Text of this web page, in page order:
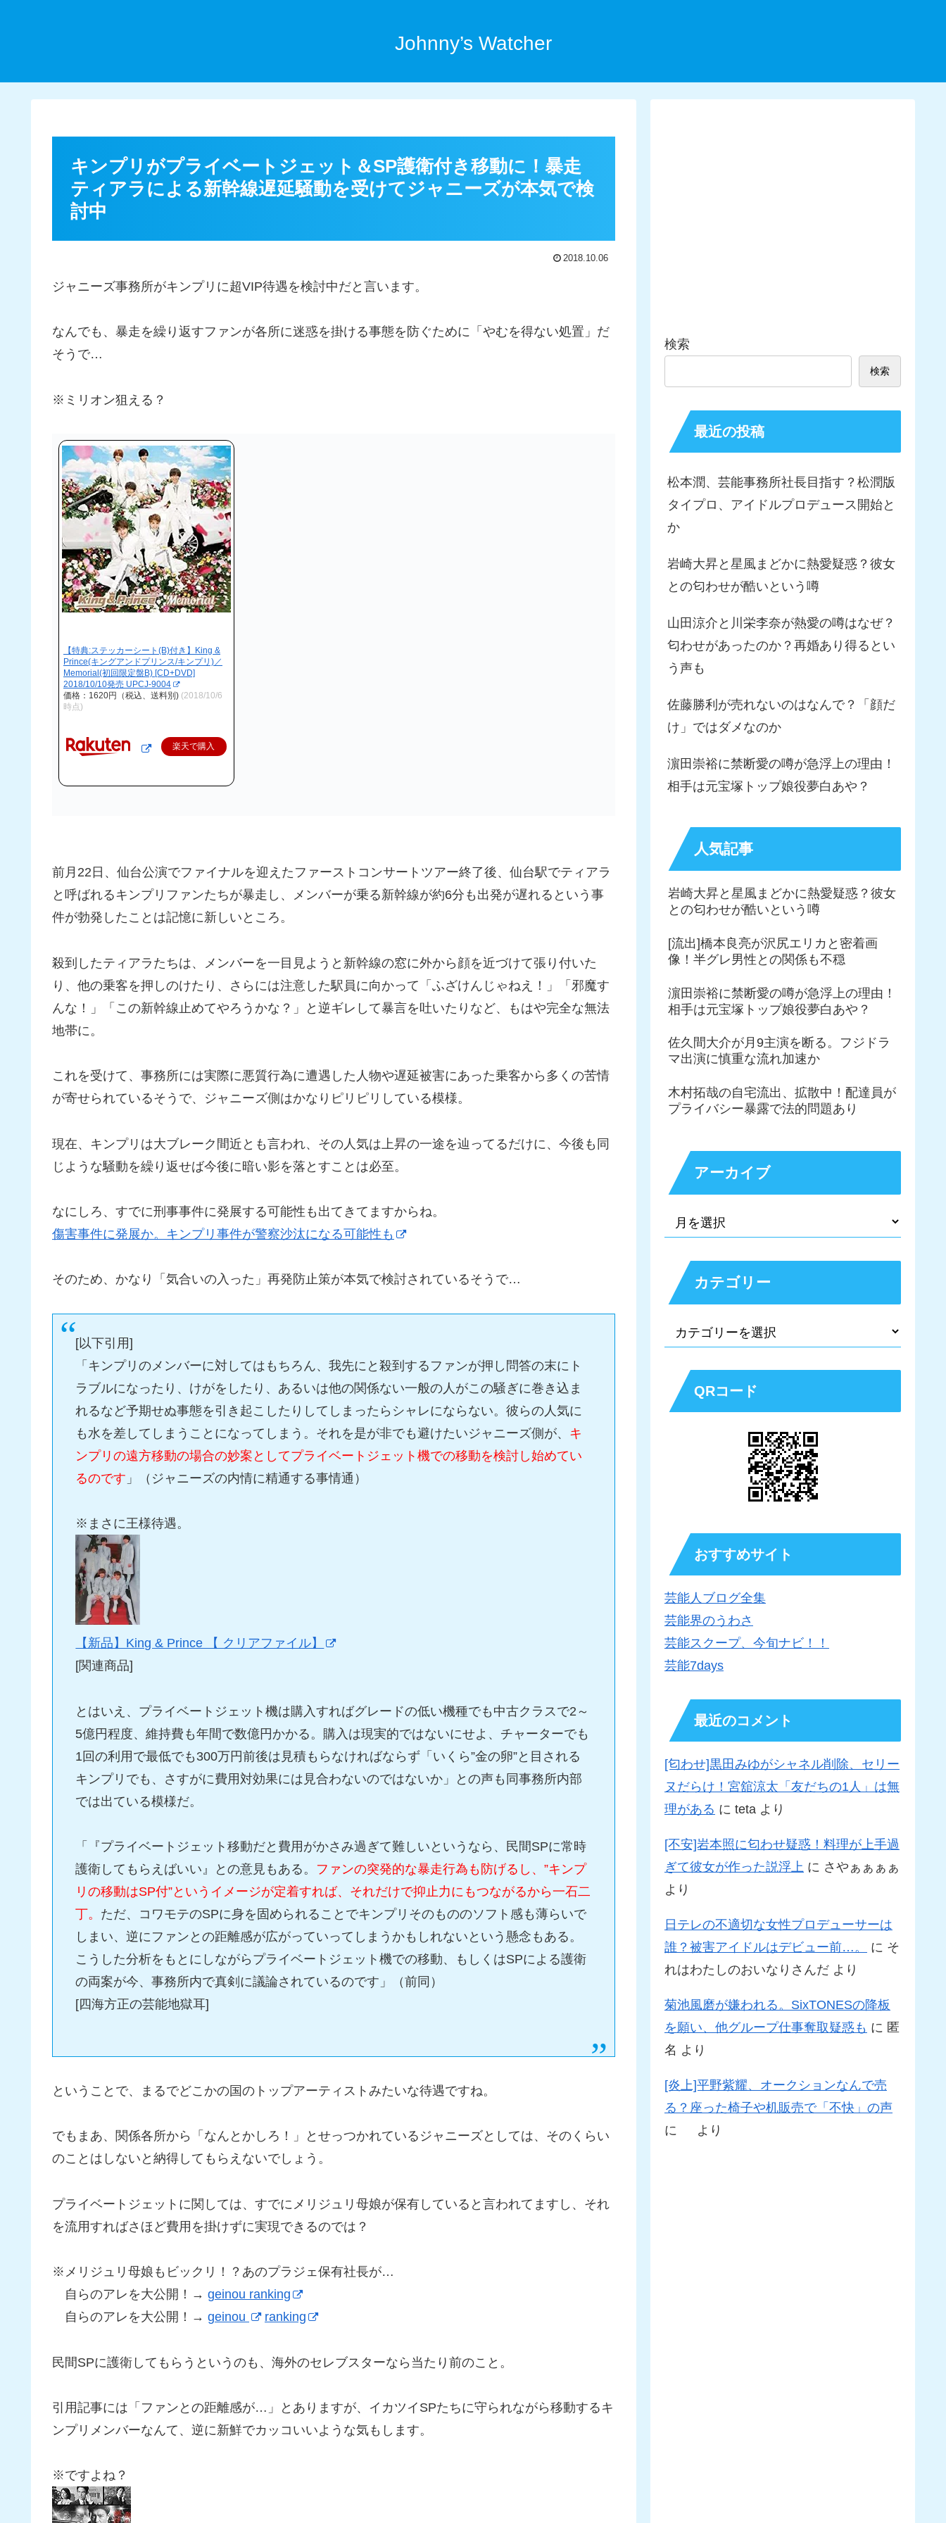
Johnny’s Watcher
キンプリがプライベートジェット＆SP護衛付き移動に！暴走
ティアラによる新幹線遅延騒動を受けてジャニーズが本気で検
討中
2018.10.06
ジャニーズ事務所がキンプリに超VIP待遇を検討中だと言います。
なんでも、暴走を繰り返すファンが各所に迷惑を掛ける事態を防ぐために「やむを得ない処置」だ
そうで…
※ミリオン狙える？
【特典:ステッカーシート(B)付き】King &
Prince(キングアンドプリンス/キンプリ)／
Memorial(初回限定盤B) [CD+DVD]
2018/10/10発売 UPCJ-9004
価格：1620円（税込、送料別) (2018/10/6
時点)
楽天で購入
前月22日、仙台公演でファイナルを迎えたファーストコンサートツアー終了後、仙台駅でティアラ
と呼ばれるキンプリファンたちが暴走し、メンバーが乗る新幹線が約6分も出発が遅れるという事
件が勃発したことは記憶に新しいところ。
殺到したティアラたちは、メンバーを一目見ようと新幹線の窓に外から顔を近づけて張り付いた
り、他の乗客を押しのけたり、さらには注意した駅員に向かって「ふざけんじゃねえ！」「邪魔す
んな！」「この新幹線止めてやろうかな？」と逆ギレして暴言を吐いたりなど、もはや完全な無法
地帯に。
これを受けて、事務所には実際に悪質行為に遭遇した人物や遅延被害にあった乗客から多くの苦情
が寄せられているそうで、ジャニーズ側はかなりピリピリしている模様。
現在、キンプリは大ブレーク間近とも言われ、その人気は上昇の一途を辿ってるだけに、今後も同
じような騒動を繰り返せば今後に暗い影を落とすことは必至。
なにしろ、すでに刑事事件に発展する可能性も出てきてますからね。
傷害事件に発展か。キンプリ事件が警察沙汰になる可能性も
そのため、かなり「気合いの入った」再発防止策が本気で検討されているそうで…
[以下引用]
「キンプリのメンバーに対してはもちろん、我先にと殺到するファンが押し問答の末にト
ラブルになったり、けがをしたり、あるいは他の関係ない一般の人がこの騒ぎに巻き込ま
れるなど予期せぬ事態を引き起こしたりしてしまったらシャレにならない。彼らの人気に
も水を差してしまうことになってしまう。それを是が非でも避けたいジャニーズ側が、 キ
ンプリの遠方移動の場合の妙案としてプライベートジェット機での移動を検討し始めてい
るのです 」（ジャニーズの内情に精通する事情通）
※まさに王様待遇。
【新品】King & Prince 【 クリアファイル】
[関連商品]
とはいえ、プライベートジェット機は購入すればグレードの低い機種でも中古クラスで2～
5億円程度、維持費も年間で数億円かかる。購入は現実的ではないにせよ、チャーターでも
1回の利用で最低でも300万円前後は見積もらなければならず「いくら”金の卵”と目される
キンプリでも、さすがに費用対効果には見合わないのではないか」との声も同事務所内部
では出ている模様だ。
「『プライベートジェット移動だと費用がかさみ過ぎて難しいというなら、民間SPに常時
護衛してもらえばいい』との意見もある。 ファンの突発的な暴走行為も防げるし、”キンプ
リの移動はSP付”というイメージが定着すれば、それだけで抑止力にもつながるから一石二
丁。 ただ、コワモテのSPに身を固められることでキンプリそのもののソフト感も薄らいで
しまい、逆にファンとの距離感が広がっていってしまうかもしれないという懸念もある。
こうした分析をもとにしながらプライベートジェット機での移動、もしくはSPによる護衛
の両案が今、事務所内で真剣に議論されているのです」（前同）
[四海方正の芸能地獄耳]
ということで、まるでどこかの国のトップアーティストみたいな待遇ですね。
でもまあ、関係各所から「なんとかしろ！」とせっつかれているジャニーズとしては、そのくらい
のことはしないと納得してもらえないでしょう。
プライベートジェットに関しては、すでにメリジュリ母娘が保有していると言われてますし、それ
を流用すればさほど費用を掛けずに実現できるのでは？
※メリジュリ母娘もビックリ！？あのプラジェ保有社長が…
自らのアレを大公開！→ geinou ranking
自らのアレを大公開！→ geinou ranking
民間SPに護衛してもらうというのも、海外のセレブスターなら当たり前のこと。
引用記事には「ファンとの距離感が…」とありますが、イカツイSPたちに守られながら移動するキ
ンプリメンバーなんて、逆に新鮮でカッコいいような気もします。
※ですよね？
検索
検索
最近の投稿
松本潤、芸能事務所社長目指す？松潤版
タイプロ、アイドルプロデュース開始と
か
岩崎大昇と星風まどかに熱愛疑惑？彼女
との匂わせが酷いという噂
山田涼介と川栄李奈が熱愛の噂はなぜ？
匂わせがあったのか？再婚あり得るとい
う声も
佐藤勝利が売れないのはなんで？「顔だ
け」ではダメなのか
濵田崇裕に禁断愛の噂が急浮上の理由！
相手は元宝塚トップ娘役夢白あや？
人気記事
岩崎大昇と星風まどかに熱愛疑惑？彼女
との匂わせが酷いという噂
[流出]橋本良亮が沢尻エリカと密着画
像！半グレ男性との関係も不穏
濵田崇裕に禁断愛の噂が急浮上の理由！
相手は元宝塚トップ娘役夢白あや？
佐久間大介が月9主演を断る。フジドラ
マ出演に慎重な流れ加速か
木村拓哉の自宅流出、拡散中！配達員が
プライバシー暴露で法的問題あり
アーカイブ
カテゴリー
QRコード
おすすめサイト
芸能人ブログ全集
芸能界のうわさ
芸能スクープ、今旬ナビ！！
芸能7days
最近のコメント
[匂わせ]黒田みゆがシャネル削除、セリー
ヌだらけ！宮舘涼太「友だちの1人」は無
理がある に teta より
[不安]岩本照に匂わせ疑惑！料理が上手過
ぎて彼女が作った説浮上 に さやぁぁぁぁ
より
日テレの不適切な女性プロデューサーは
誰？被害アイドルはデビュー前…。
に そ
れはわたしのおいなりさんだ より
菊池風磨が嫌われる。SixTONESの降板
を願い、他グループ仕事奪取疑惑も に 匿
名 より
[炎上]平野紫耀、オークションなんで売
る？座った椅子や机販売で「不快」の声
に
より